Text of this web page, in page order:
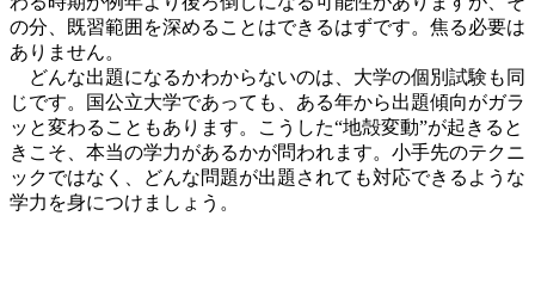
の分、既習範囲を深めることはできるはずです。焦る必要は
ありません。
どんな出題になるかわからないのは、大学の個別試験も同
じです。国公立大学であっても、ある年から出題傾向がガラ
ッと変わることもあります。こうした“地殻変動”が起きると
きこそ、本当の学力があるかが問われます。小手先のテクニ
ックではなく、どんな問題が出題されても対応できるような
学力を身につけましょう。